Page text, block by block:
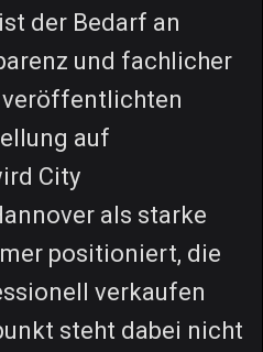
der Bedarf an
und fachlicher
veröffentlichten
auf
City
als starke
positioniert, die
verkaufen
steht dabei nicht